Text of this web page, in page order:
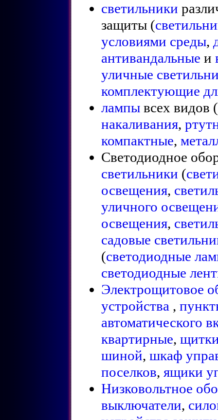
светильники
защиты (
условиями среды,
антивандальные и
уличные
комплектующие
лампывсех видов (
накаливания,
компактные,
Светодиодное
светильники (
освещения,
уличного
освещения,
садовые
(светодиодные
светодиодные
Электрощитовое
устройства ,
автоматического
квартирные,
шиной, шкаф
поселков, ящики
Низковольтное
выключатели,